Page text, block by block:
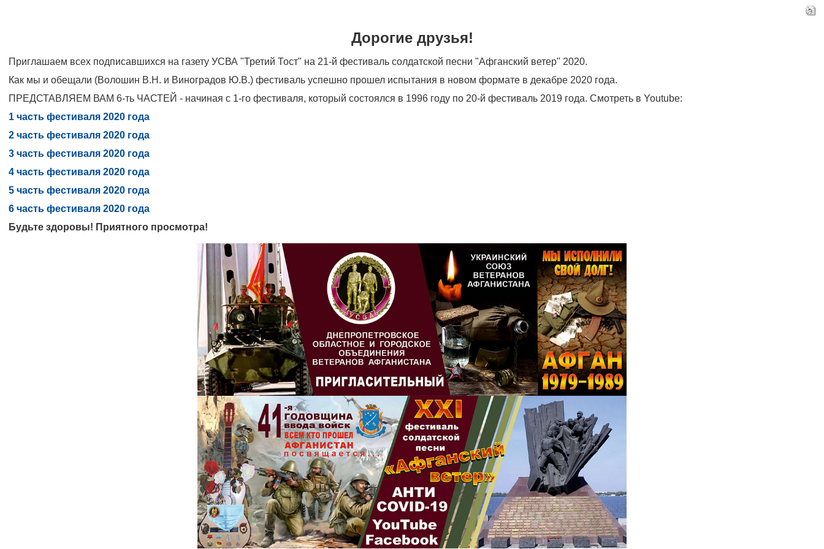
Дорогие друзья!
Приглашаем всех подписавшихся на газету УСВА "Третий Тост" на 21-й фестиваль солдатской песни "Афганский ветер" 2020.
Как мы и обещали (Волошин В.Н. и Виноградов Ю.В.) фестиваль успешно прошел испытания в новом формате в декабре 2020 года.
ПРЕДСТАВЛЯЕМ ВАМ 6-ть ЧАСТЕЙ - начиная с 1-го фестиваля, который состоялся в 1996 году по 20-й фестиваль 2019 года. Смотреть в Youtube:
1 часть фестиваля 2020 года
2 часть фестиваля 2020 года
3 часть фестиваля 2020 года
4 часть фестиваля 2020 года
5 часть фестиваля 2020 года
6 часть фестиваля 2020 года
Будьте здоровы! Приятного просмотра!